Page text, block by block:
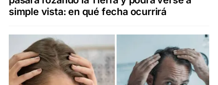
simple vista: en qué fecha ocurrirá